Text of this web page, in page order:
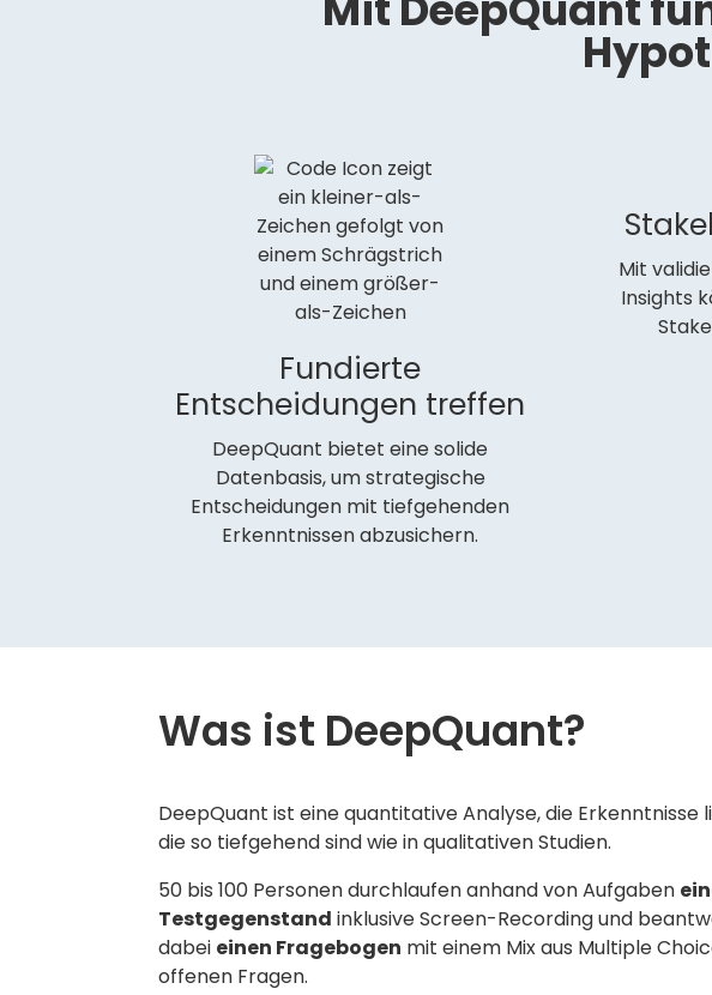
Fundierte
Entscheidungen treffen
DeepQuant bietet eine solide
Datenbasis, um strategische
Entscheidungen mit tiefgehenden
Erkenntnissen abzusichern.
Mit
Insights
Was ist DeepQuant?
DeepQuant ist eine quantitative Analyse, die Erkenntnisse
die so tiefgehend sind wie in qualitativen Studien.
50 bis 100 Personen durchlaufen anhand von Aufgaben
Testgegenstand inklusive Screen-Recording und
dabei einen Fragebogen mit einem Mix aus Multiple
offenen Fragen.